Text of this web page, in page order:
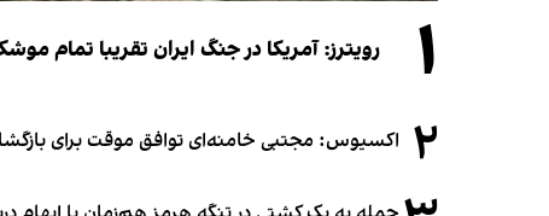
۱ رویترز: آمریکا در جنگ ایران تقریبا تمام
۲ اکسیوس: مجتبی خامنه‌ای توافق موقت برای